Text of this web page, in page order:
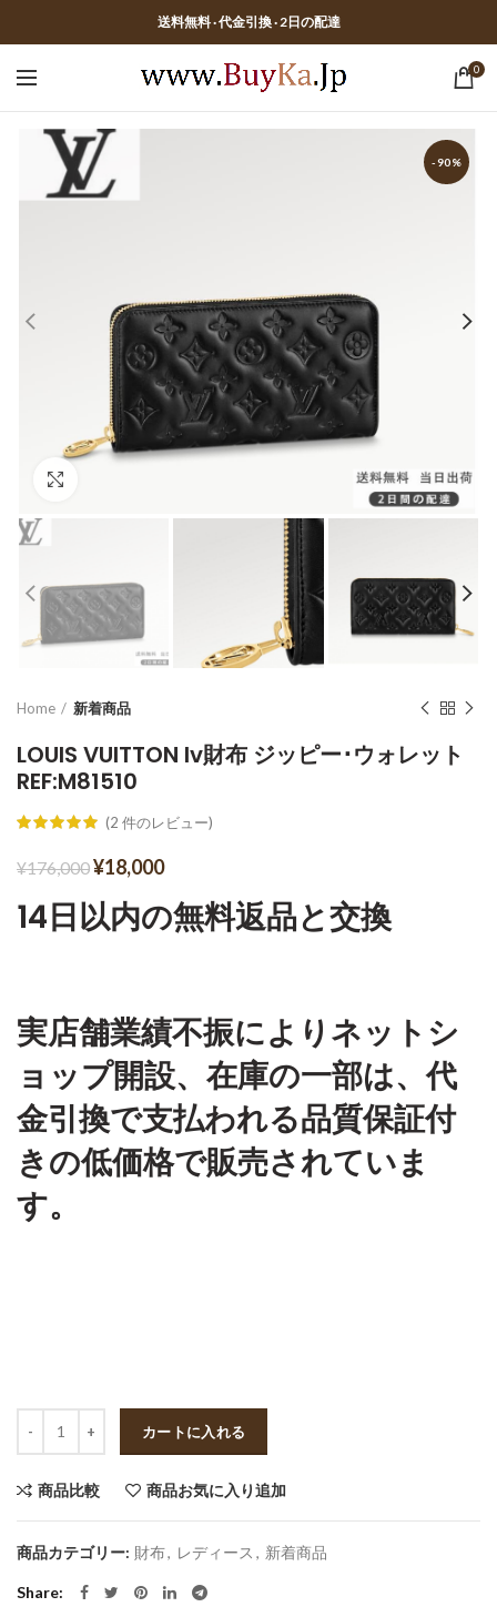
送料無料 · 代金引換 · 2日の配達
0
-90%
Home 新着商品
LOUIS VUITTON lv財布 ジッピー･ウォレット
REF:M81510
(2 件のレビュー)
¥176,000¥18,000
14日以内の無料返品と交換
実店舗業績不振によりネットシ
ョップ開設、在庫の一部は、代
金引換で支払われる品質保証付
きの低価格で販売されていま
す。
カートに入れる
商品比較 商品お気に入り追加
商品カテゴリー: 財布, レディース , 新着商品
Share